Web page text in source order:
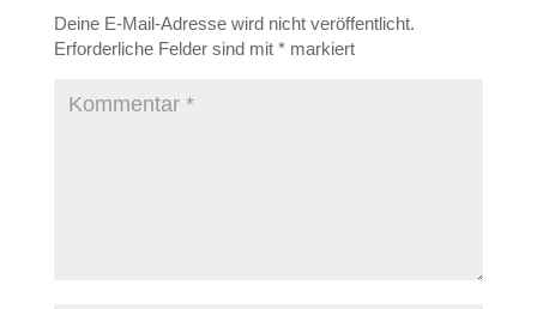
Deine E-Mail-Adresse wird nicht veröffentlicht.
Erforderliche Felder sind mit *markiert